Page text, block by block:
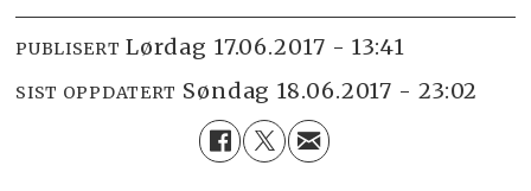
PUBLISERT lørdag 17.06.2017 - 13:41
SIST OPPDATERT søndag 18.06.2017 - 23:02